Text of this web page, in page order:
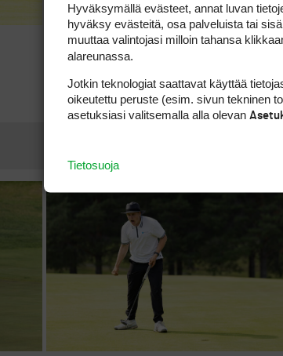
AMATÖÖRIGOLF
Veikka Viskari kantaa Suomen
toiveita EM-kisojen päätöspäivänä
Hyväksymällä evästeet, annat luvan
hyväksy evästeitä, osa palveluista tai
muuttaa valintojasi milloin tahansa
alareunassa.
Jotkin teknologiat saattavat käyttää
oikeutettu peruste (esim. sivun tekninen
asetuksiasi valitsemalla alla olevan
Tietosuoja